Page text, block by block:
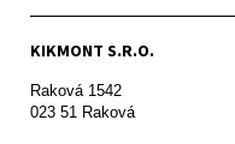
KIKMONT S.R.O.
Raková 1542
023 51 Raková